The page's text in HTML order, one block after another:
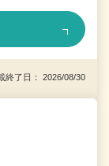
了日： 2026/08/30